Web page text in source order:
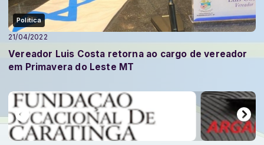
Politica
21/04/2022
Vereador Luis Costa retorna ao cargo de vereador
em Primavera do Leste MT